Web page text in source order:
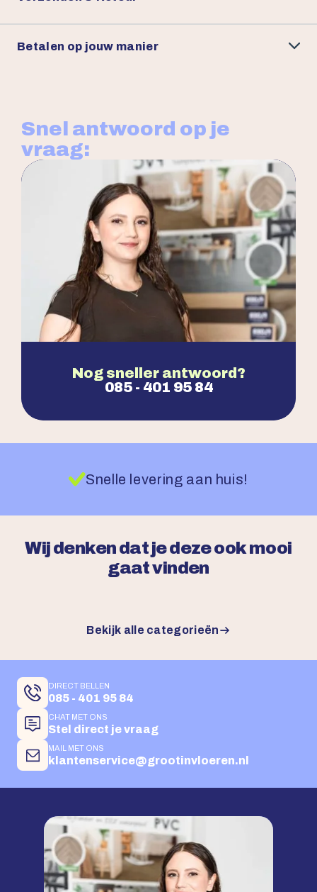
Betalen op jouw manier
Snel antwoord op je
vraag:
Nog sneller antwoord?
085 - 401 95 84
Snelle levering aan huis!
Wij denken dat je deze ook mooi
gaat vinden
Bekijk alle categorieën
DIRECT BELLEN
085 - 401 95 84
CHAT MET ONS
Stel direct je vraag
MAIL MET ONS
klantenservice@grootinvloeren.nl